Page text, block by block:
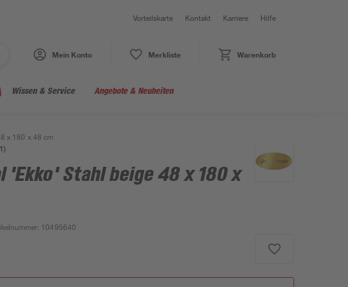
Vorteilskarte Kontakt Karriere Hilfe
Mein Konto Merkliste Warenkorb
Wissen & Service Angebote & Neuheiten
x 180 x 48 cm
'Ekko' Stahl beige 48 x 180 x
: 10495640